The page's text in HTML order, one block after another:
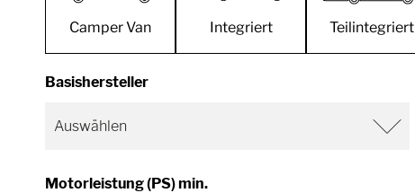
Camper Van Integriert Teilintegriert
Basishersteller
Motorleistung (PS) min.